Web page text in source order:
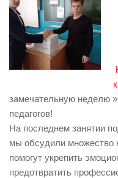
замечательную неделю
педагогов!
На последнем занятии
мы обсудили множество
помогут укрепить
предотвратить